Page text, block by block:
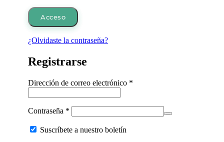
Acceso
¿Olvidaste la contraseña?
Registrarse
Dirección de correo electrónico *
Contraseña *
Suscríbete a nuestro boletín